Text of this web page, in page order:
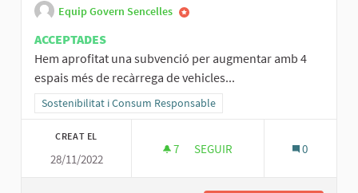
Equip Govern Sencelles
ACCEPTADES
Hem aprofitat una subvenció per augmentar amb 4
espais més de recàrrega de vehicles...
Resultats al filtrar per la categoria: Sostenibilitat i Consum
Sostenibilitat i Consum Responsable
CREAT EL
28/11/2022
7 7 SEGUIDORES
SEGUIR 0